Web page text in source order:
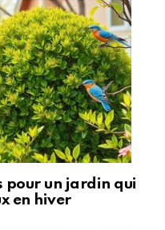
pour un jardin qui
en hiver